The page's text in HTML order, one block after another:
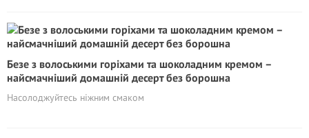
Безе з волоськими горіхами та шоколадним кремом –
найсмачніший домашній десерт без борошна
Насолоджуйтесь ніжним смаком